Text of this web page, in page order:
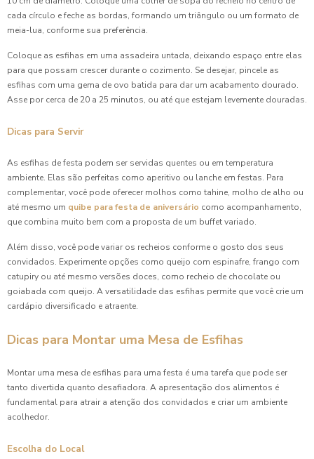
Coxinha para Festa de Aniversário
Coxinha para Festa de Aniversário: Como Preparar e Servir
Coxinha para Festa de Aniversário: Delícia Garantida
Coxinha para festa de aniversário: Delícias que Encantam
Coxinha para Festa Preço Acessível e Saborosa para seu
Evento
Coxinha para Festa Preço Justo
Coxinha para Festa Preço: Descubra as Melhores Opções
Coxinha para Festa Preço Acessível e Deliciosa
Coxinha para Festa Preço Atraente e Deliciosa
Coxinha para Festa Preço: Descubra as Melhores Opções e
Coxinha para Festa Preço: Descubra Onde Encontrar as
Melhores Ofertas
cada círculo e feche as bordas, formando um triângulo ou um formato de
meia-lua, conforme sua preferência.
Coloque as esfihas em uma assadeira untada, deixando espaço entre elas
para que possam crescer durante o cozimento. Se desejar, pincele as
esfihas com uma gema de ovo batida para dar um acabamento dourado.
Asse por cerca de 20 a 25 minutos, ou até que estejam levemente douradas.
Dicas para Servir
As esfihas de festa podem ser servidas quentes ou em temperatura
ambiente. Elas são perfeitas como aperitivo ou lanche em festas. Para
complementar, você pode oferecer molhos como tahine, molho de alho ou
até mesmo um quibe para festa de aniversário como acompanhamento,
que combina muito bem com a proposta de um buffet variado.
Além disso, você pode variar os recheios conforme o gosto dos seus
convidados. Experimente opções como queijo com espinafre, frango com
catupiry ou até mesmo versões doces, como recheio de chocolate ou
goiabada com queijo. A versatilidade das esfihas permite que você crie um
cardápio diversificado e atraente.
Dicas para Montar uma Mesa de Esfihas
Montar uma mesa de esfihas para uma festa é uma tarefa que pode ser
tanto divertida quanto desafiadora. A apresentação dos alimentos é
fundamental para atrair a atenção dos convidados e criar um ambiente
acolhedor.
Escolha do Local